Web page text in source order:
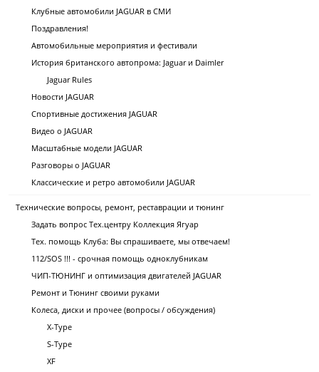
Клубные автомобили JAGUAR в СМИ
Поздравления!
Автомобильные мероприятия и фестивали
История британского автопрома: Jaguar и Daimler
Jaguar Rules
Новости JAGUAR
Спортивные достижения JAGUAR
Видео о JAGUAR
Масштабные модели JAGUAR
Разговоры о JAGUAR
Классические и ретро автомобили JAGUAR
Технические вопросы, ремонт, реставрации и тюнинг
Задать вопрос Тех.центру Коллекция Ягуар
Тех. помощь Клуба: Вы спрашиваете, мы отвечаем!
112/SOS !!! - срочная помощь одноклубникам
ЧИП-ТЮНИНГ и оптимизация двигателей JAGUAR
Ремонт и Тюнинг своими руками
Колеса, диски и прочее (вопросы / обсуждения)
X-Type
S-Type
XF